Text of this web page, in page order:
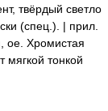
твёрдый светло
(спец.). | прил.
ое. Хромистая
тонкой